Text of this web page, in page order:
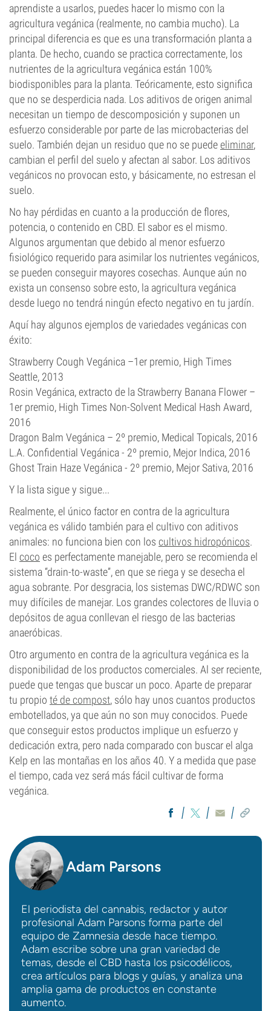
aprendiste a usarlos, puedes hacer lo mismo con la
agricultura vegánica (realmente, no cambia mucho). La
principal diferencia es que es una transformación planta a
planta. De hecho, cuando se practica correctamente, los
nutrientes de la agricultura vegánica están 100%
biodisponibles para la planta. Teóricamente, esto significa
que no se desperdicia nada. Los aditivos de origen animal
necesitan un tiempo de descomposición y suponen un
esfuerzo considerable por parte de las microbacterias del
suelo. También dejan un residuo que no se puedeeliminar,
cambian el perfil del suelo y afectan al sabor. Los aditivos
vegánicos no provocan esto, y básicamente, no estresan el
suelo.
No hay pérdidas en cuanto a la producción de flores,
potencia, o contenido en CBD. El sabor es el mismo.
Algunos argumentan que debido al menor esfuerzo
fisiológico requerido para asimilar los nutrientes vegánicos,
se pueden conseguir mayores cosechas. Aunque aún no
exista un consenso sobre esto, la agricultura vegánica
desde luego no tendrá ningún efecto negativo en tu jardín.
Aquí hay algunos ejemplos de variedades vegánicas con
éxito:
Strawberry Cough Vegánica –1er premio, High Times
Seattle, 2013
Rosin Vegánica, extracto de la Strawberry Banana Flower –
1er premio, High Times Non-Solvent Medical Hash Award,
2016
Dragon Balm Vegánica – 2º premio, Medical Topicals, 2016
L.A. Confidential Vegánica - 2º premio, Mejor Indica, 2016
Ghost Train Haze Vegánica - 2º premio, Mejor Sativa, 2016
Y la lista sigue y sigue...
Realmente, el único factor en contra de la agricultura
vegánica es válido también para el cultivo con aditivos
animales: no funciona bien con los cultivos hidropónicos.
El coco es perfectamente manejable, pero se recomienda el
sistema “drain-to-waste”, en que se riega y se desecha el
agua sobrante. Por desgracia, los sistemas DWC/RDWC son
muy difíciles de manejar. Los grandes colectores de lluvia o
depósitos de agua conllevan el riesgo de las bacterias
anaeróbicas.
Otro argumento en contra de la agricultura vegánica es la
disponibilidad de los productos comerciales. Al ser reciente,
puede que tengas que buscar un poco. Aparte de preparar
tu propio té de compost, sólo hay unos cuantos productos
embotellados, ya que aún no son muy conocidos. Puede
que conseguir estos productos implique un esfuerzo y
dedicación extra, pero nada comparado con buscar el alga
Kelp en las montañas en los años 40. Y a medida que pase
el tiempo, cada vez será más fácil cultivar de forma
vegánica.
Adam Parsons
El periodista del cannabis, redactor y autor
profesional Adam Parsons forma parte del
equipo de Zamnesia desde hace tiempo.
Adam escribe sobre una gran variedad de
temas, desde el CBD hasta los psicodélicos,
crea artículos para blogs y guías, y analiza una
amplia gama de productos en constante
aumento.